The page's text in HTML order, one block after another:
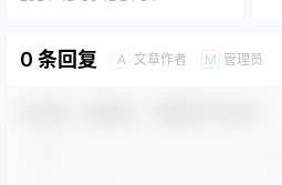
0 条回复 A 文章作者 M 管理员